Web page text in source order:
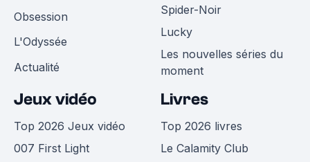
Obsession
L'Odyssée
Actualité
Spider-Noir
Lucky
Les nouvelles séries du
moment
Jeux vidéo
Top 2026 Jeux vidéo
007 First Light
Livres
Top 2026 livres
Le Calamity Club